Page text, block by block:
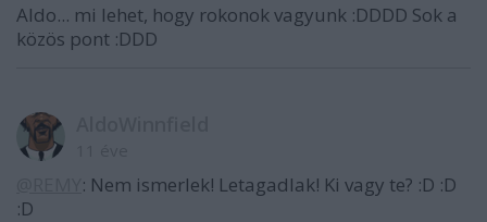
Aldo... mi lehet, hogy rokonok vagyunk :DDDD Sok a
közös pont :DDD
: Nem ismerlek! Letagadlak! Ki vagy te? :D :D
:D